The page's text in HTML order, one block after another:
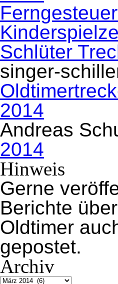
Schlüter
singer-
2014
Andreas
2014
Hinweis
Gerne
Berichte
Oldtimer
gepostet.
Archiv
Archiv